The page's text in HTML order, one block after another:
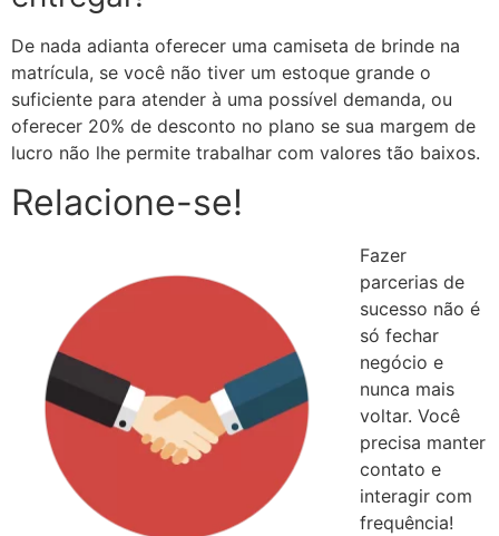
De nada adianta oferecer uma camiseta de brinde na
matrícula, se você não tiver um estoque grande o
suficiente para atender à uma possível demanda, ou
oferecer 20% de desconto no plano se sua margem de
lucro não lhe permite trabalhar com valores tão baixos.
Relacione-se!
Fazer
parcerias de
sucesso não é
só fechar
negócio e
nunca mais
voltar. Você
precisa manter
contato e
interagir com
frequência!